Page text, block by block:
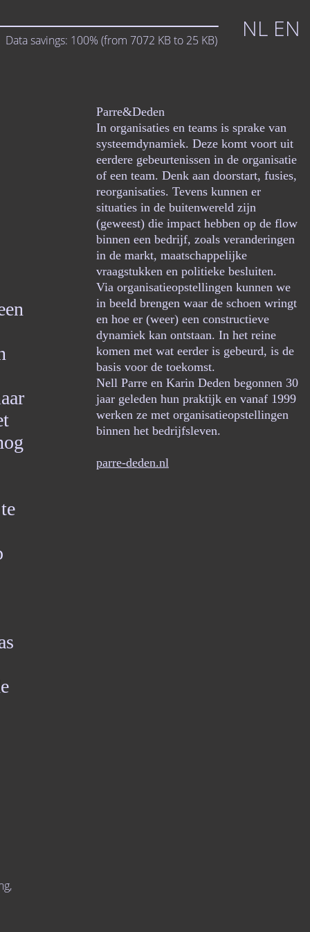
Data savings: 100% (from 7072 KB to 25 KB) NL EN
Parre&Deden
In organisaties en teams is sprake van
systeemdynamiek. Deze komt voort uit
eerdere gebeurtenissen in de organisatie
of een team. Denk aan doorstart, fusies,
reorganisaties. Tevens kunnen er
situaties in de buitenwereld zijn
(geweest) die impact hebben op de flow
binnen een bedrijf, zoals veranderingen
in de markt, maatschappelijke
vraagstukken en politieke besluiten.
Via organisatieopstellingen kunnen we
in beeld brengen waar de schoen wringt
en hoe er (weer) een constructieve
dynamiek kan ontstaan. In het reine
komen met wat eerder is gebeurd, is de
basis voor de toekomst.
Nell Parre en Karin Deden begonnen 30
jaar geleden hun praktijk en vanaf 1999
werken ze met organisatieopstellingen
binnen het bedrijfsleven.
parre-deden.nl